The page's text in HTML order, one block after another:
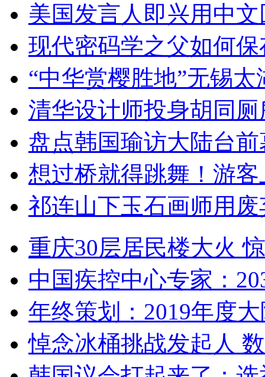
美国发言人即兴用中
现代密码学之父如何
“中华赏樱胜地”无锡
清华设计师投身胡同
盘点韩国瑜访大陆台
想过桥就得跳舞！游客
祁连山下玉石画师用
重庆30层居民楼大火
中国疾控中心专家：
年终策划：2019年度
悼念冰桶挑战发起人